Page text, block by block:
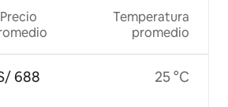
Precio
688
Temperatura
promedio
25 °C